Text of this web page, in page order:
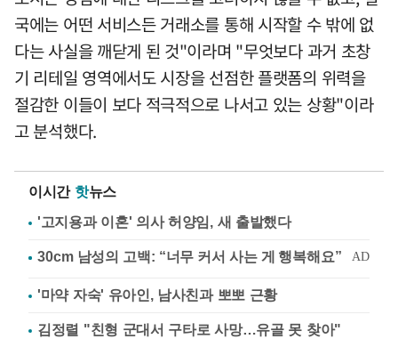
국에는 어떤 서비스든 거래소를 통해 시작할 수 밖에 없
다는 사실을 깨닫게 된 것"이라며 "무엇보다 과거 초창
기 리테일 영역에서도 시장을 선점한 플랫폼의 위력을
절감한 이들이 보다 적극적으로 나서고 있는 상황"이라
고 분석했다.
이시간 핫뉴스
'고지용과 이혼' 의사 허양임, 새 출발했다
'마약 자숙' 유아인, 남사친과 뽀뽀 근황
김정렬 "친형 군대서 구타로 사망…유골 못 찾아"